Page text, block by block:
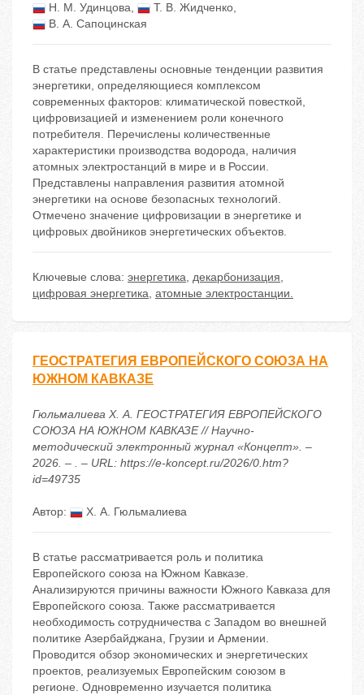
Н. М. Удинцова, Т. В. Жидченко,
В. А. Сапоцинская
В статье представлены основные тенденции развития
энергетики, определяющиеся комплексом
современных факторов: климатической повесткой,
цифровизацией и изменением роли конечного
потребителя. Перечислены количественные
характеристики производства водорода, наличия
атомных электростанций в мире и в России.
Представлены направления развития атомной
энергетики на основе безопасных технологий.
Отмечено значение цифровизации в энергетике и
цифровых двойников энергетических объектов.
Ключевые слова: энергетика, декарбонизация,
цифровая энергетика, атомные электростанции.
ГЕОСТРАТЕГИЯ ЕВРОПЕЙСКОГО СОЮЗА НА
ЮЖНОМ КАВКАЗЕ
Гюльмалиева Х. А. ГЕОСТРАТЕГИЯ ЕВРОПЕЙСКОГО
СОЮЗА НА ЮЖНОМ КАВКАЗЕ // Научно-
методический электронный журнал «Концепт». –
2026. – . – URL: https://e-koncept.ru/2026/0.htm?
id=49735
Автор: Х. А. Гюльмалиева
В статье рассматривается роль и политика
Европейского союза на Южном Кавказе.
Анализируются причины важности Южного Кавказа для
Европейского союза. Также рассматривается
необходимость сотрудничества с Западом во внешней
политике Азербайджана, Грузии и Армении.
Проводится обзор экономических и энергетических
проектов, реализуемых Европейским союзом в
регионе. Одновременно изучается политика